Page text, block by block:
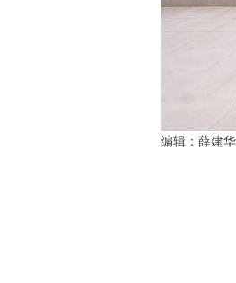
编辑：薛建华